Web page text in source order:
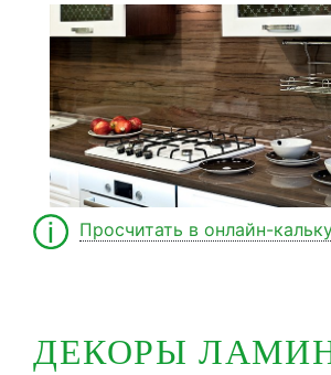
Просчитать в онлайн-
ДЕКОРЫ